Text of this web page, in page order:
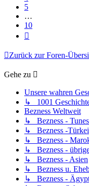
5
…
10
Zurück zur Foren-
Gehe zu
Unsere wahren
↳ 1001
Bezness Weltweit
↳ Bezness -
↳ Bezness -Türkei
↳ Bezness -
↳ Bezness -
↳ Bezness - Asien
↳ Bezness u.
↳ Bezness -